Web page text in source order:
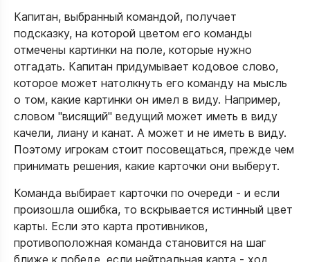
Капитан, выбранный командой, получает
подсказку, на которой цветом его команды
отмечены картинки на поле, которые нужно
отгадать. Капитан придумывает кодовое слово,
которое может натолкнуть его команду на мысль
о том, какие картинки он имел в виду. Например,
словом "висящий" ведущий может иметь в виду
качели, лиану и канат. А может и не иметь в виду.
Поэтому игрокам стоит посовещаться, прежде чем
принимать решения, какие карточки они выберут.
Команда выбирает карточки по очереди - и если
произошла ошибка, то вскрывается истинный цвет
карты. Если это карта противников,
противоположная команда становится на шаг
ближе к победе, если нейтральная карта - ход